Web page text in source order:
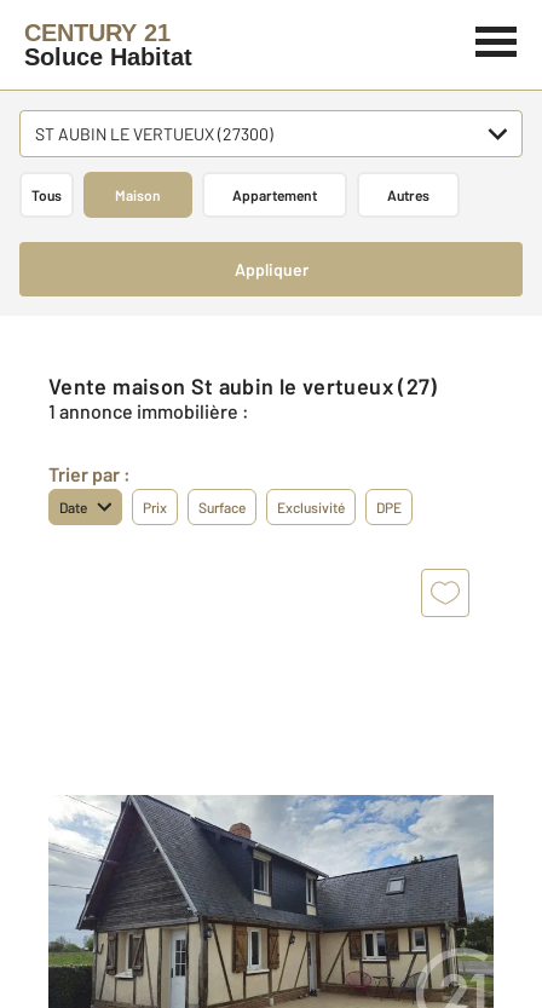
CENTURY 21
Soluce Habitat
ST AUBIN LE VERTUEUX (27300)
Tous Maison Appartement Autres
Appliquer
Vente maison St aubin le vertueux (27)
1 annonce immobilière :
Trier par :
Date Prix Surface Exclusivité DPE
ST AUBIN LE VERTUEUX 27
57 m2
, 3 pièces
Ref : 5774
Maison à vendre
143 000 €